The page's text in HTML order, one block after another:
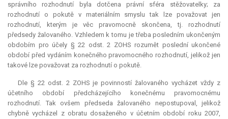
správního rozhodnutí byla dotčena právní sféra stěžovatelky; za
rozhodnutí o pokutě v materiálním smyslu tak lze považovat jen
rozhodnutí, kterým je věc pravomocně skončena, tj. rozhodnutí
předsedy žalovaného. Vzhledem k tomu je třeba posledním ukončeným
obdobím pro účely § 22 odst. 2 ZOHS rozumět poslední ukončené
období před vydáním konečného pravomocného rozhodnutí, jelikož jen
takové lze považovat za rozhodnutí o pokutě.
Dle § 22 odst. 2 ZOHS je povinností žalovaného vycházet vždy z
účetního období předcházejícího konečnému pravomocnému
rozhodnutí. Tak ovšem předseda žalovaného nepostupoval, jelikož
chybně vycházel z obratu dosaženého v účetním období roku 2007,